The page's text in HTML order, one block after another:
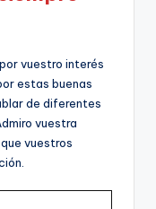
vuestro interés
estas buenas
de diferentes
vuestra
vuestros